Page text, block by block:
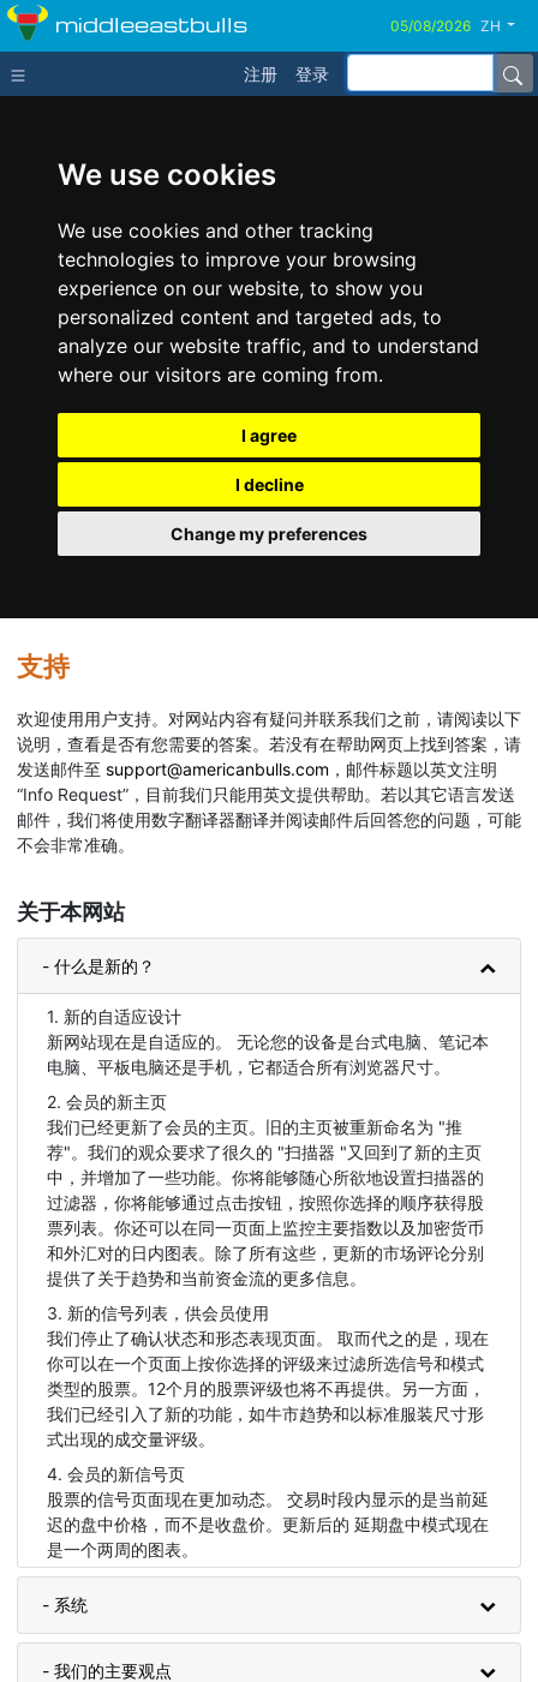
We use cookies
We use cookies and other tracking
technologies to improve your browsing
experience on our website, to show you
personalized content and targeted ads, to
analyze our website traffic, and to understand
where our visitors are coming from.
I agree
I decline
Change my preferences
middleeastbulls ZH
注册 登录
支持
欢迎使用用户支持。对网站内容有疑问并联系我们之前，请阅读以下
说明，查看是否有您需要的答案。若没有在帮助网页上找到答案，请
发送邮件至 support@americanbulls.com ，邮件标题以英文注明
“Info Request”，目前我们只能用英文提供帮助。若以其它语言发送
邮件，我们将使用数字翻译器翻译并阅读邮件后回答您的问题，可能
不会非常准确。
关于本网站
- 什么是新的？
1. 新的自适应设计
新网站现在是自适应的。 无论您的设备是台式电脑、笔记本
电脑、平板电脑还是手机，它都适合所有浏览器尺寸。
2. 会员的新主页
我们已经更新了会员的主页。旧的主页被重新命名为 "推
荐"。我们的观众要求了很久的 "扫描器 "又回到了新的主页
中，并增加了一些功能。你将能够随心所欲地设置扫描器的
过滤器，你将能够通过点击按钮，按照你选择的顺序获得股
票列表。你还可以在同一页面上监控主要指数以及加密货币
和外汇对的日内图表。除了所有这些，更新的市场评论分别
提供了关于趋势和当前资金流的更多信息。
3. 新的信号列表，供会员使用
我们停止了确认状态和形态表现页面。 取而代之的是，现在
你可以在一个页面上按你选择的评级来过滤所选信号和模式
类型的股票。12个月的股票评级也将不再提供。另一方面，
我们已经引入了新的功能，如牛市趋势和以标准服装尺寸形
式出现的成交量评级。
4. 会员的新信号页
股票的信号页面现在更加动态。 交易时段内显示的是当前延
迟的盘中价格，而不是收盘价。更新后的 延期盘中模式现在
是一个两周的图表。
- 系统
- 我们的主要观点